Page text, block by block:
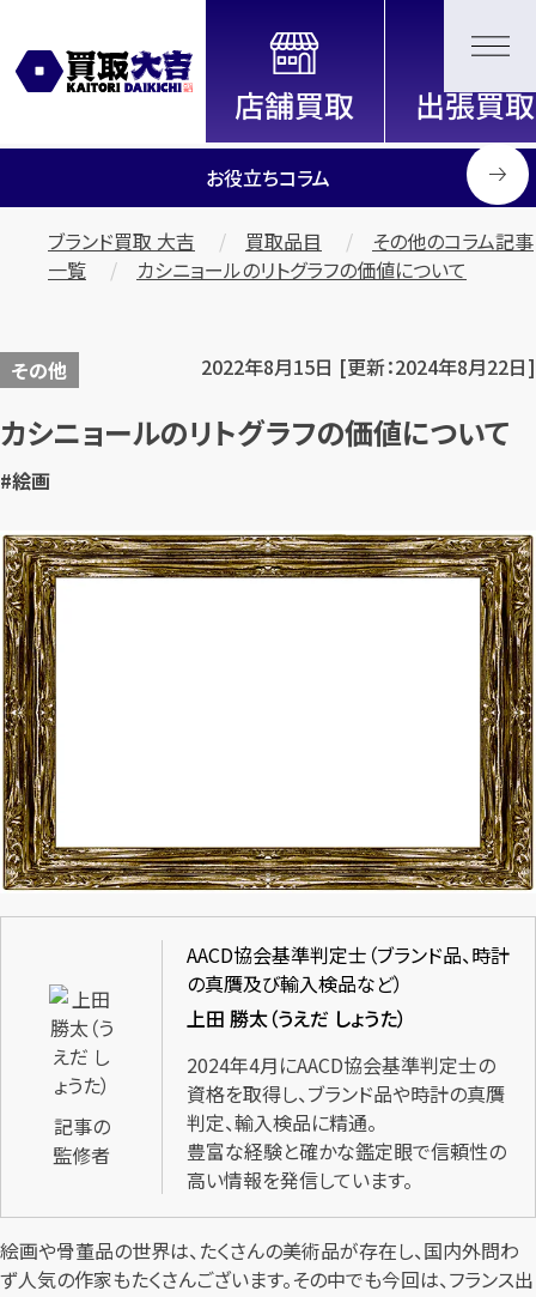
全国2000店舗以上展開中！
信頼と実績の買取専門店「買取大
吉」
カンタン無料
お役立ちコラム
ブランド買取 大吉 買取品目
その他のコラム記事
一覧
カシニョールのリトグラフの価値について
その他 2022年8月15日 [更新：2024年8月22日]
カシニョールのリトグラフの価値について
#絵画
記事の
監修者
AACD協会基準判定士（ブランド品、時計
の真贋及び輸入検品など）
上田 勝太（うえだ しょうた）
2024年4月にAACD協会基準判定士の
資格を取得し、ブランド品や時計の真贋
判定、輸入検品に精通。
豊富な経験と確かな鑑定眼で信頼性の
高い情報を発信しています。
絵画や骨董品の世界は、たくさんの美術品が存在し、国内外問わ
ず人気の作家もたくさんございます。その中でも今回は、フランス出